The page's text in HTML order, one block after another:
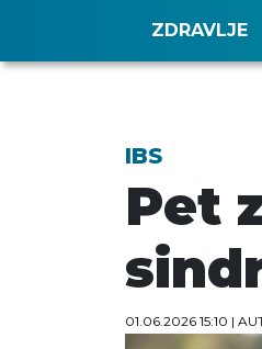
ZDRAVLJE
IBS
Pet
01.06.2026 15:10 |